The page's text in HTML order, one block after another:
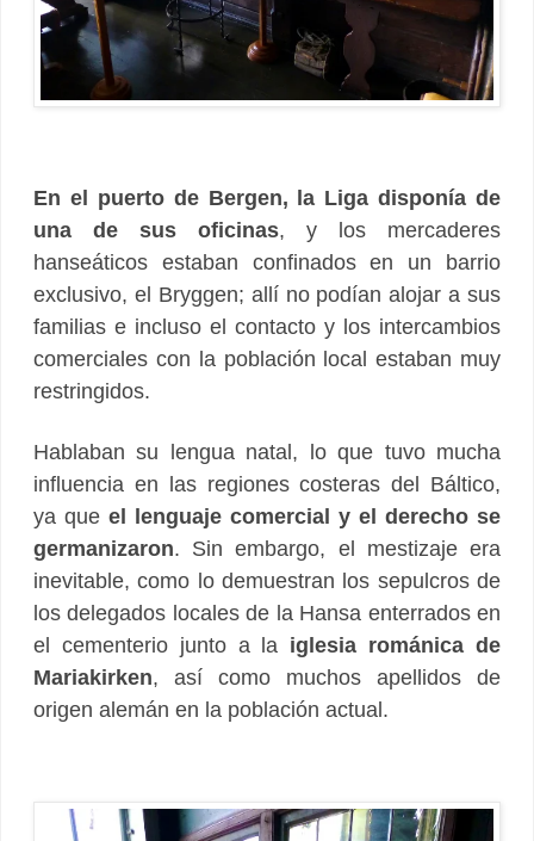
En el puerto de Bergen, la Liga disponía de
una de sus oficinas, y los mercaderes
hanseáticos estaban confinados en un barrio
exclusivo, el Bryggen; allí no podían alojar a sus
familias e incluso el contacto y los intercambios
comerciales con la población local estaban muy
restringidos.
Hablaban su lengua natal, lo que tuvo mucha
influencia en las regiones costeras del Báltico,
ya que el lenguaje comercial y el derecho se
germanizaron. Sin embargo, el mestizaje era
inevitable, como lo demuestran los sepulcros de
los delegados locales de la Hansa enterrados en
el cementerio junto a la iglesia románica de
Mariakirken, así como muchos apellidos de
origen alemán en la población actual.